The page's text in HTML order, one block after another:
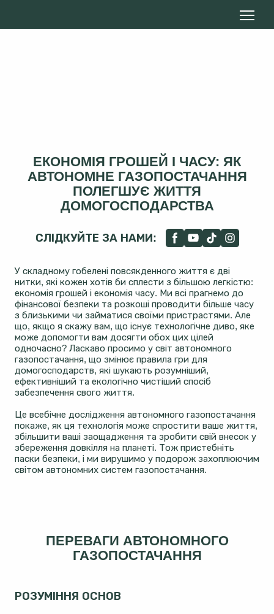
ЕКОНОМІЯ ГРОШЕЙ І ЧАСУ: ЯК
АВТОНОМНЕ ГАЗОПОСТАЧАННЯ
ПОЛЕГШУЄ ЖИТТЯ
ДОМОГОСПОДАРСТВА
СЛІДКУЙТЕ ЗА НАМИ:
У складному гобелені повсякденного життя є дві
нитки, які кожен хотів би сплести з більшою легкістю:
економія грошей і економія часу. Ми всі прагнемо до
фінансової безпеки та розкоші проводити більше часу
з близькими чи займатися своїми пристрастями. Але
що, якщо я скажу вам, що існує технологічне диво, яке
може допомогти вам досягти обох цих цілей
одночасно? Ласкаво просимо у світ автономного
газопостачання, що змінює правила гри для
домогосподарств, які шукають розумніший,
ефективніший та екологічно чистіший спосіб
забезпечення свого життя.
Це всебічне дослідження автономного газопостачання
покаже, як ця технологія може спростити ваше життя,
збільшити ваші заощадження та зробити свій внесок у
збереження довкілля на планеті. Тож пристебніть
паски безпеки, і ми вирушимо у подорож захоплюючим
світом автономних систем газопостачання.
ПЕРЕВАГИ АВТОНОМНОГО
ГАЗОПОСТАЧАННЯ
РОЗУМІННЯ ОСНОВ